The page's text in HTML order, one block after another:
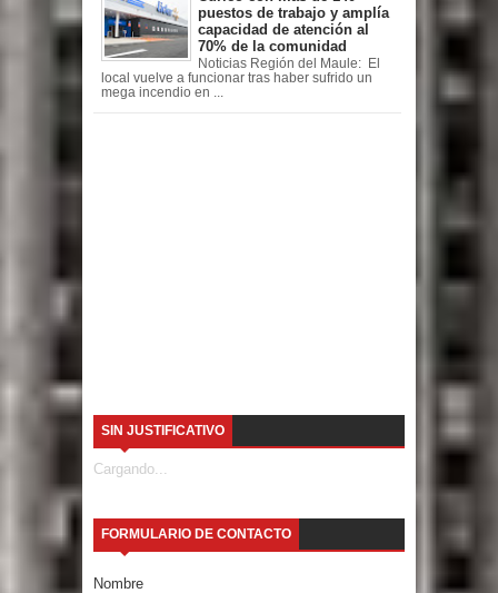
puestos de trabajo y amplía
capacidad de atención al
70% de la comunidad
Noticias Región del Maule: El
local vuelve a funcionar tras haber sufrido un
mega incendio en ...
SIN JUSTIFICATIVO
Cargando...
FORMULARIO DE CONTACTO
Nombre